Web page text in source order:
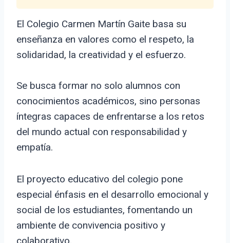
El Colegio Carmen Martín Gaite basa su
enseñanza en valores como el respeto, la
solidaridad, la creatividad y el esfuerzo.
Se busca formar no solo alumnos con
conocimientos académicos, sino personas
íntegras capaces de enfrentarse a los retos
del mundo actual con responsabilidad y
empatía.
El proyecto educativo del colegio pone
especial énfasis en el desarrollo emocional y
social de los estudiantes, fomentando un
ambiente de convivencia positivo y